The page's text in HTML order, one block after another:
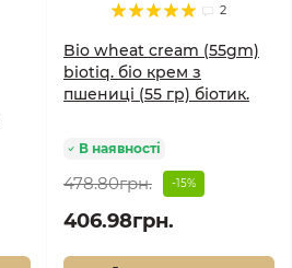
2
Bio wheat cream (55gm)
biotiq. біо крем з
пшениці (55 гр) біотик.
В наявності
478.80грн. -15%
406.98грн.